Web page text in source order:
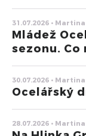
31.07.2026 •
Mládež
sezonu. Co
30.07.2026 •
Ocelářský
28.07.2026 •